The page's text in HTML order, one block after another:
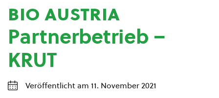
bio austria
Partnerbetrieb –
KRUT
Veröffentlicht am 11. November 2021